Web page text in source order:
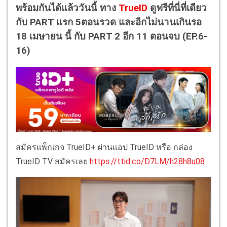
พร้อมกันได้แล้ววันนี้ ทาง TrueID ดูฟรีที่นี่ที่เดียว
กับ PART แรก 5ตอนรวด และอีกไม่นานเกินรอ
18 เมษายน นี้ กับ PART 2 อีก 11 ตอนจบ (EP.6-
16)
สมัครแพ็กเกจ TrueID+ ผ่านแอป TrueID หรือ กล่อง
TrueID TV สมัครเลย https://ttid.co/D7LM/h28h8u08